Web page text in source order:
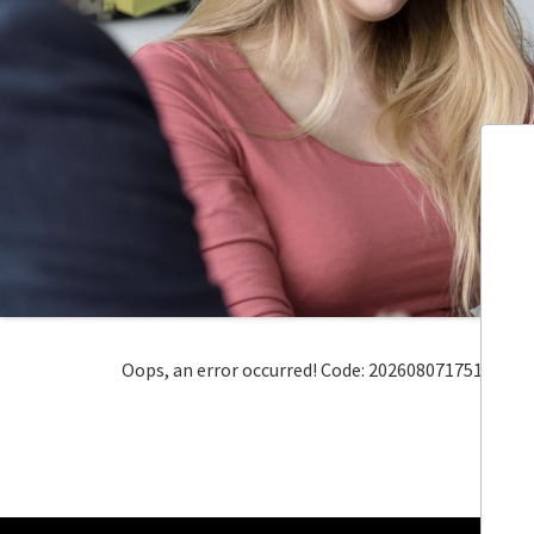
Oops, an error occurred! Code: